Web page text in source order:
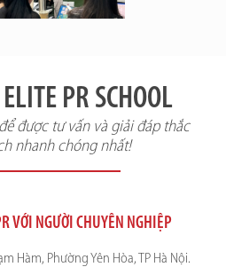
PR SCHOOL
được tư vấn và giải đáp thắc
nhanh chóng nhất!
VỚI NGƯỜI CHUYÊN NGHIỆP
Hàm, Phường Yên Hòa, TP Hà Nội.